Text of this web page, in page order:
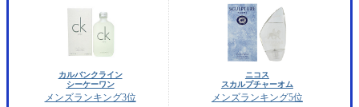
カルバンクライン
シーケーワン
メンズランキング3位
ニコス
スカルプチャーオム
メンズランキング5位